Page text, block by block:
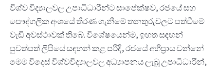
විශ්ව විද්‍යාලවල උපාධිධාරීන්ට සාපේක්ෂව, රජයේ සහ
පෞද්ගලික අංශයේ තීරණ ගැනීමේ තනතුරුවලට පත්වීමේ
වැඩි අවස්ථාවක් තිබේ. විශේෂයෙන්ම, ඉහත සඳහන්
පුවත්පත් ලිපියේ සඳහන් කළ පරිදි, රජයේ අභිප්‍රාය වන්නේ
මෙම විදෙස් විශ්වවිද්‍යාලවල අධ්‍යාපනය ලැබූ උපාධිධාරීන්,